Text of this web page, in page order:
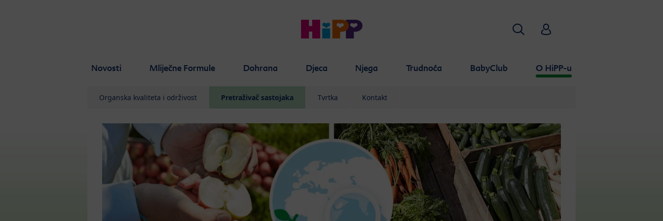
Novosti Mliječne Formule Dohrana Djeca Njega Trudnoća BabyClub O HiPP-u
Traži HiPP Babyclub
Organska kvaliteta i održivost Pretraživač sastojaka Tvrtka Kontakt